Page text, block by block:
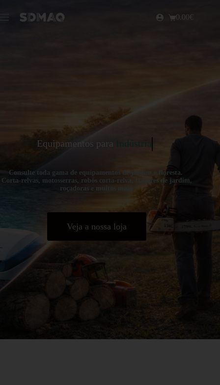
0.00€
Equipamentos para Indústria
Consulte toda gama de equipamentos de jardim e floresta.
Corta-relvas, motosserras, robôs corta-relva, tratores de jardim,
roçadoras e muitos mais.
Veja a nossa loja